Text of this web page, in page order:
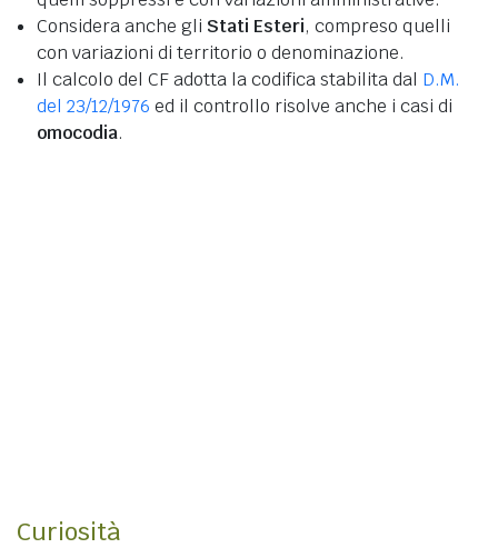
Considera anche gli Stati Esteri, compreso quelli
con variazioni di territorio o denominazione.
Il calcolo del CF adotta la codifica stabilita dal D.M.
del 23/12/1976 ed il controllo risolve anche i casi di
omocodia.
Curiosità